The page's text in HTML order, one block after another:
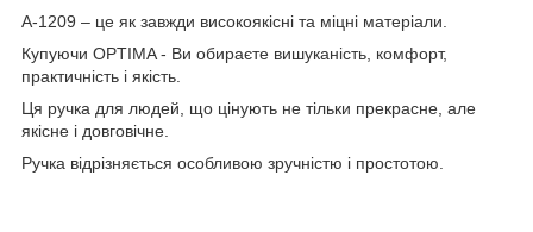
A-1209 – це як завжди високоякісні та міцні матеріали.
Купуючи OPTIMA - Ви обираєте вишуканість, комфорт,
практичність і якість.
Ця ручка для людей, що цінують не тільки прекрасне, але
якісне і довговічне.
Ручка відрізняється особливою зручністю і простотою.